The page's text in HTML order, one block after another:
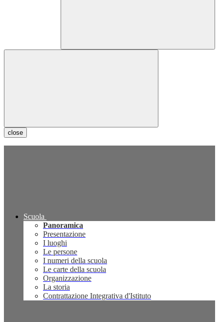
close
Scuola
Panoramica
Presentazione
I luoghi
Le persone
I numeri della scuola
Le carte della scuola
Organizzazione
La storia
Contrattazione Integrativa d'Istituto